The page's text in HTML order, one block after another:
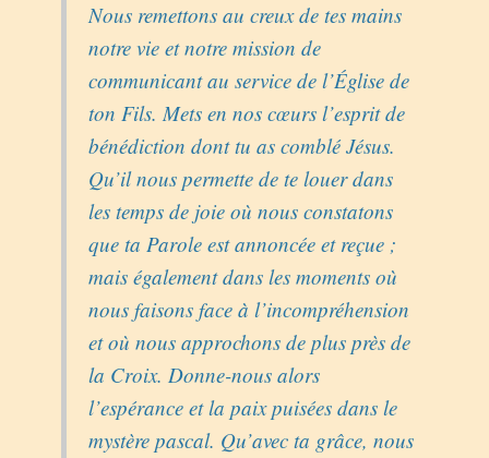
Nous remettons au creux de tes mains
notre vie et notre mission de
communicant au service de l’Église de
ton Fils. Mets en nos cœurs l’esprit de
bénédiction dont tu as comblé Jésus.
Qu’il nous permette de te louer dans
les temps de joie où nous constatons
que ta Parole est annoncée et reçue ;
mais également dans les moments où
nous faisons face à l’incompréhension
et où nous approchons de plus près de
la Croix. Donne-nous alors
l’espérance et la paix puisées dans le
mystère pascal. Qu’avec ta grâce, nous